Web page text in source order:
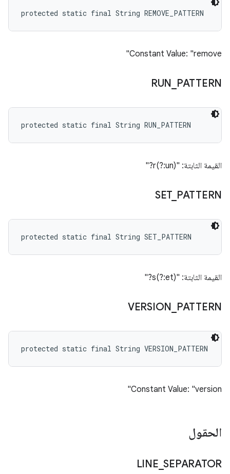
protected static final String REMOVE_PATTERN
Constant Value: "remove"
RUN PATTERN
protected static final String RUN_PATTERN
القيمة الثابتة: "r(?:un)?"
SET_ PATTERN
protected static final String SET_PATTERN
القيمة الثابتة: "s(?:et)?"
VERSION PATTERN
protected static final String VERSION_PATTERN
Constant Value: "version"
الحقول
LINE _SEPARATOR